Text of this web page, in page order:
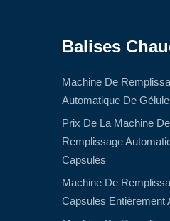
Balises
Machine De
Automatique De
Prix De La Machine De
Remplissage
Capsules
Machine De
Capsules Entièrement